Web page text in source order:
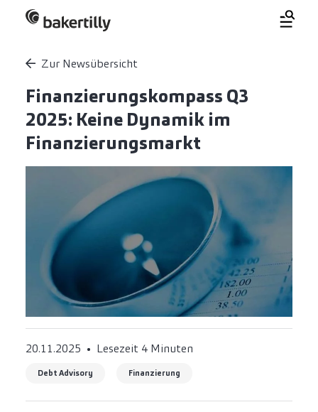
Zur Newsübersicht
Finanzierungskompass Q3
2025: Keine Dynamik im
Finanzierungsmarkt
20.11.2025 Lesezeit 4 Minuten
Debt Advisory Finanzierung